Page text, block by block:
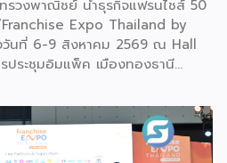
รวงพาณิชย์ นำธุรกิจแฟรนไชส์ 50
Expo Thailand by
งวันที่ 6-9 สิงหาคม 2569 ณ Hall
ประชุมอิมแพ็ค เมืองทองธานี
รนไชส์ที่อยู่ในการส่งเสริมสนับสนุน
าภากรณ์ อธิบดีกรมพัฒนาธุรกิจ
เผยภายหลังเป็นประธานเปิดงาน